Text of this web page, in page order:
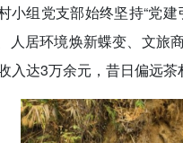
小组党支部始终坚持“党
人居环境焕新蝶变、文旅
达3万余元，昔日偏远茶